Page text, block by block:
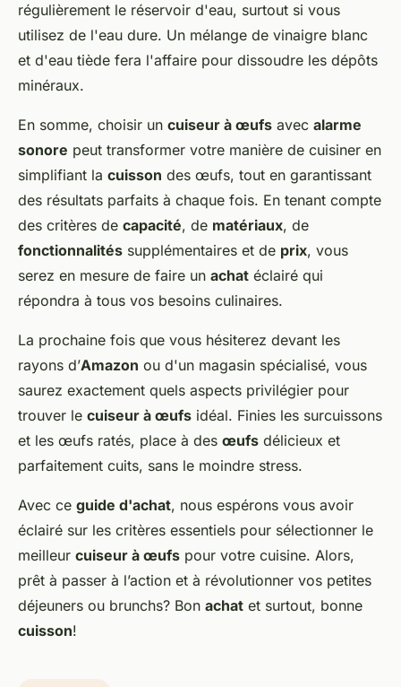
régulièrement le réservoir d'eau, surtout si vous
utilisez de l'eau dure. Un mélange de vinaigre blanc
et d'eau tiède fera l'affaire pour dissoudre les dépôts
minéraux.
En somme, choisir un cuiseur à œufs avec alarme
sonore peut transformer votre manière de cuisiner en
simplifiant la cuisson des œufs, tout en garantissant
des résultats parfaits à chaque fois. En tenant compte
des critères de capacité, de matériaux, de
fonctionnalités supplémentaires et de prix, vous
serez en mesure de faire un achat éclairé qui
répondra à tous vos besoins culinaires.
La prochaine fois que vous hésiterez devant les
rayons d’Amazon ou d'un magasin spécialisé, vous
saurez exactement quels aspects privilégier pour
trouver le cuiseur à œufs idéal. Finies les surcuissons
et les œufs ratés, place à des œufs délicieux et
parfaitement cuits, sans le moindre stress.
Avec ce guide d'achat, nous espérons vous avoir
éclairé sur les critères essentiels pour sélectionner le
meilleur cuiseur à œufs pour votre cuisine. Alors,
prêt à passer à l’action et à révolutionner vos petites
déjeuners ou brunchs? Bon achat et surtout, bonne
cuisson!